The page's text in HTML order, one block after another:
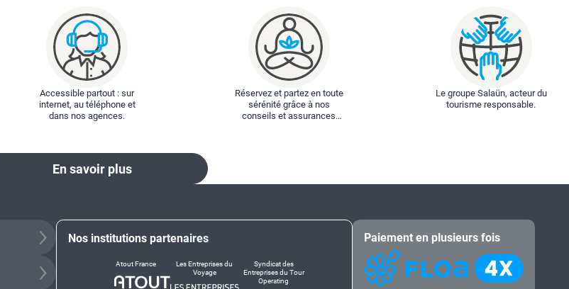
Accessible partout : sur
internet, au téléphone et
dans nos agences.
Réservez et partez en toute
sérénité grâce à nos
conseils et assurances
Le groupe Salaün, acteur du
tourisme responsable.
En savoir plus
Nos institutions partenaires
Atout France
Les Entreprises du
Voyage
Syndicat des
Entreprises du Tour
Operating
Paiement en plusieurs fois